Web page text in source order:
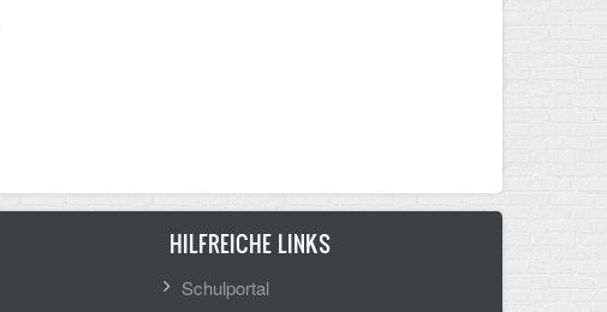
HILFREICHE LINKS
Schulportal